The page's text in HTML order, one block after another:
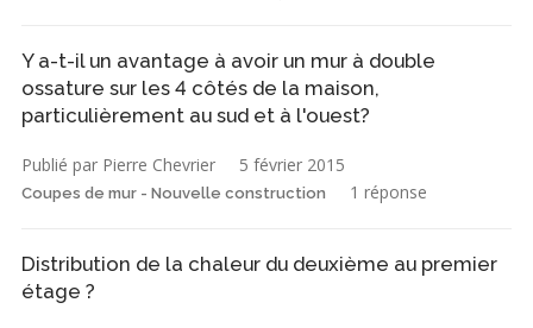
Y a-t-il un avantage à avoir un mur à double
ossature sur les 4 côtés de la maison,
particulièrement au sud et à l'ouest?
Publié par Pierre Chevrier 5 février 2015
Coupes de mur - Nouvelle construction 1 réponse
Distribution de la chaleur du deuxième au premier
étage ?